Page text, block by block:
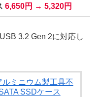
6,650円 → 5,320円
3.2 Gen 2に対応し
ミニウム製工具不
SSDケース